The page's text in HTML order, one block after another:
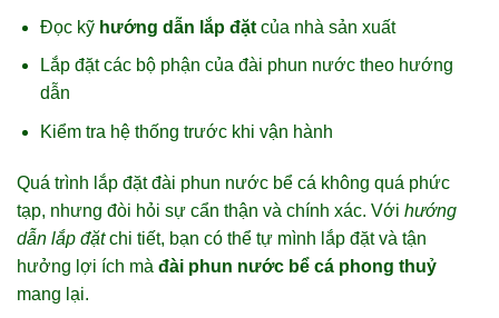
Đọc kỹ hướng dẫn lắp đặtcủa nhà sản xuất
Lắp đặt các bộ phận của đài phun nước theo hướng
dẫn
Kiểm tra hệ thống trước khi vận hành
Quá trình lắp đặt đài phun nước bể cá không quá phức
tạp, nhưng đòi hỏi sự cẩn thận và chính xác. Với hướng
dẫn lắp đặtchi tiết, bạn có thể tự mình lắp đặt và tận
hưởng lợi ích mà đài phun nước bể cá phong thuỷ
mang lại.